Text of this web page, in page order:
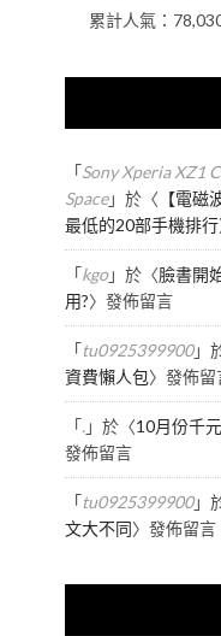
累計人氣：
「Sony Xperia XZ1
Space」於〈 【電
最低的20部手機排行
「kgo」於〈臉書開
用?〉發佈留言
「tu0925399900」
資費懶人包〉發佈留
「.」於〈10月份千
發佈留言
「tu0925399900」
文大不同〉發佈留言